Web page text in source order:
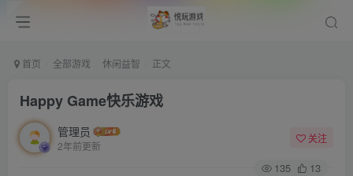
首页 全部游戏 休闲益智 正文
Happy Game快乐游戏
管理员
2年前更新
关注
135 13